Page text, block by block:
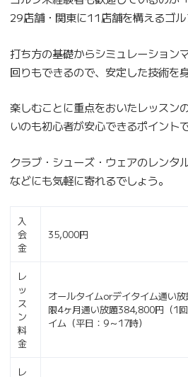
29店舗・関東に11店舗を構えるゴル
打ち方の基礎からシミュレーション
回りもできるので、安定した技術を
楽しむことに重点をおいたレッスン
いのも初心者が安心できるポイントで
クラブ・シューズ・ウェアのレンタ
などにも気軽に寄れるでしょう。
入
会
金
35,000円
レ
ッ
ス
ン
料
金
オールタイムorデイタイム通い
限4ヶ月通い放題384,800円（1
イム（平日：9～17時）
レ